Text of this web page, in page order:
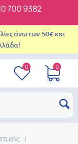
700 9382
άνω των 50€ και
0 0
/